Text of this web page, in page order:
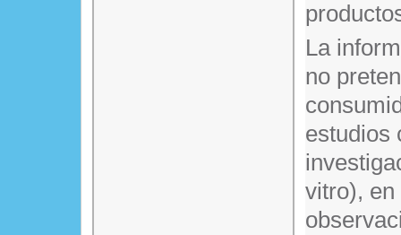
La
no
estudios
vitro), en